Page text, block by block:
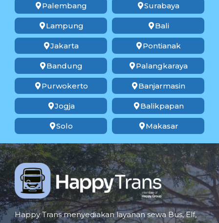
Palembang
Lampung
Jakarta
Bandung
Purwokerto
Jogja
Solo
Surabaya
Bali
Pontianak
Palangkaraya
Banjarmasin
Balikpapan
Makasar
Happy Trans menyediakan layanan sewa Bus, Elf,